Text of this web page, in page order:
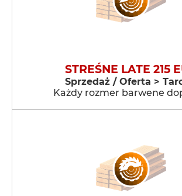
STREŚNE LATE 215
Sprzedaż / Oferta >
Każdy rozmer barwene